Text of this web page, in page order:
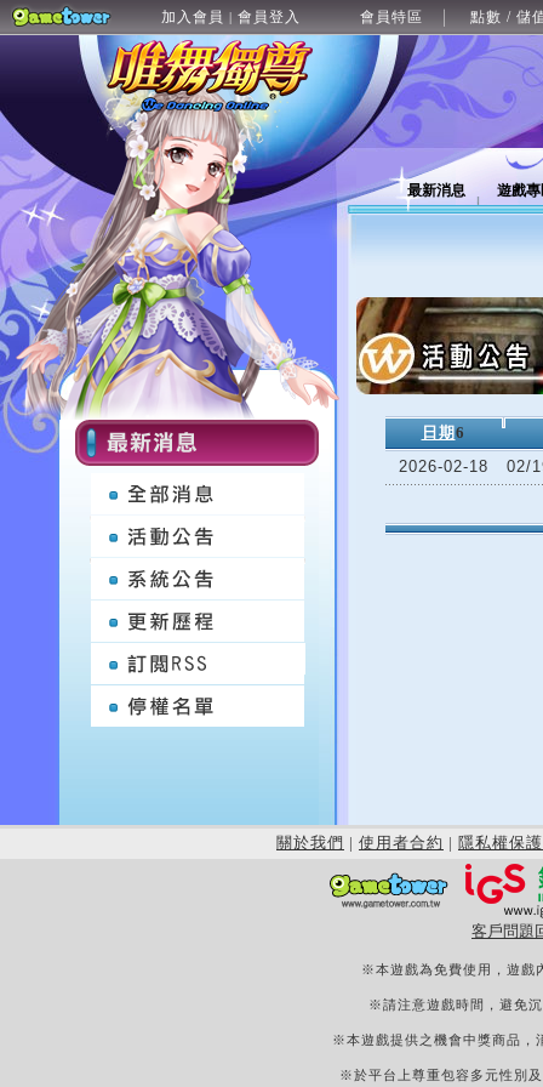
加入會員 | 會員登入 會員特區 點數 / 儲
最新消息 遊戲
日期 6
2026-02-18
02/
關於我們 | 使用者合約 | 隱私權保護
客戶問題
※本遊戲為免費使用，遊戲
※請注意遊戲時間，避免
※本遊戲提供之機會中獎商品，
※於平台上尊重包容多元性別